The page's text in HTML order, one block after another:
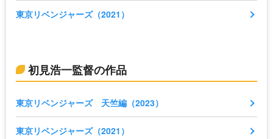
東京リベンジャーズ（2021）
初見浩一監督の作品
東京リベンジャーズ 天竺編（2023）
東京リベンジャーズ（2021）